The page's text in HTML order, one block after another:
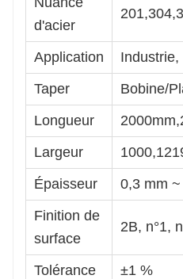
d'acier
Application
Taper
Bobine/
Longueur
Largeur
Épaisseur
0,3 mm
Finition de
surface
2B, n°1,
Tolérance ±1 %